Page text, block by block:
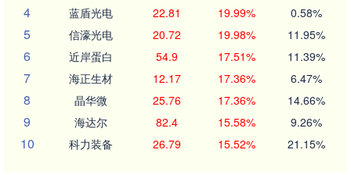
4 蓝盾光电 22.81 19.99% 0.58%
5 信濠光电 20.72 19.98% 11.95%
6 近岸蛋白 54.9 17.51% 11.39%
7 海正生材 12.17 17.36% 6.47%
8 晶华微 25.76 17.36% 14.66%
9 海达尔 82.4 15.58% 9.26%
10 科力装备 26.79 15.52% 21.15%